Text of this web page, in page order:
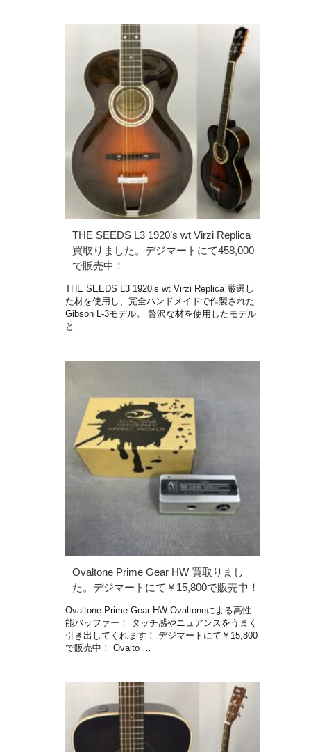
THE SEEDS L3 1920’s wt Virzi Replica
買取りました。デジマートにて458,000
で販売中！
THE SEEDS L3 1920’s wt Virzi Replica 厳選し
た材を使用し、完全ハンドメイドで作製された
Gibson L-3モデル。 贅沢な材を使用したモデル
と …
Ovaltone Prime Gear HW 買取りまし
た。デジマートにて￥15,800で販売中！
Ovaltone Prime Gear HW Ovaltoneによる高性
能バッファー！ タッチ感やニュアンスをうまく
引き出してくれます！ デジマートにて￥15,800
で販売中！ Ovalto …